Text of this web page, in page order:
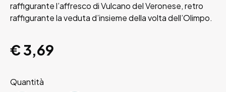
raffigurante l’affresco di Vulcano del Veronese, retro
raffigurante la veduta d’insieme della volta dell’Olimpo.
€ 3,69
Quantità